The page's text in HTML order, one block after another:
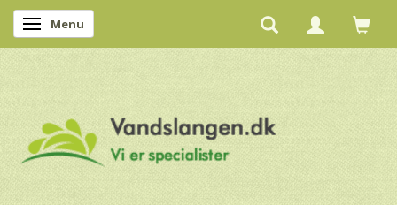
Skifte navigation
Menu